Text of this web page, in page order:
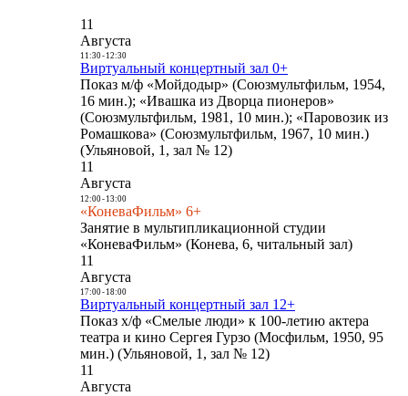
11
Августа
11:30- 12:30
Виртуальный концертный зал 0+
Показ м/ф «Мойдодыр» (Союзмультфильм, 1954,
16 мин.); «Ивашка из Дворца пионеров»
(Союзмультфильм, 1981, 10 мин.); «Паровозик из
Ромашкова» (Союзмультфильм, 1967, 10 мин.)
(Ульяновой, 1, зал № 12)
11
Августа
12:00- 13:00
«КоневаФильм» 6+
Занятие в мультипликационной студии
«КоневаФильм» (Конева, 6, читальный зал)
11
Августа
17:00- 18:00
Виртуальный концертный зал 12+
Показ х/ф «Смелые люди» к 100-летию актера
театра и кино Сергея Гурзо (Мосфильм, 1950, 95
мин.) (Ульяновой, 1, зал № 12)
11
Августа